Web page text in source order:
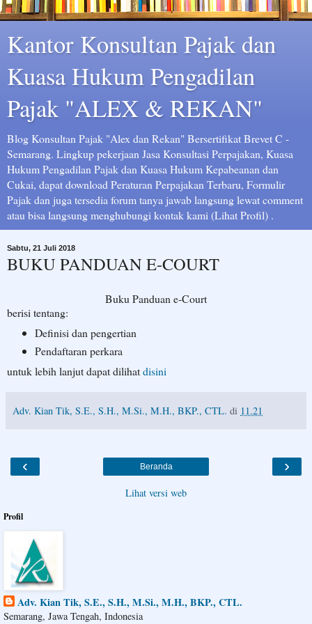
Kantor Konsultan Pajak dan
Kuasa Hukum Pengadilan
Pajak "ALEX & REKAN"
Blog Konsultan Pajak "Alex dan Rekan" Bersertifikat Brevet C -
Semarang. Lingkup pekerjaan Jasa Konsultasi Perpajakan, Kuasa
Hukum Pengadilan Pajak dan Kuasa Hukum Kepabeanan dan
Cukai, dapat download Peraturan Perpajakan Terbaru, Formulir
Pajak dan juga tersedia forum tanya jawab langsung lewat comment
atau bisa langsung menghubungi kontak kami (Lihat Profil) .
Sabtu, 21 Juli 2018
BUKU PANDUAN E-COURT
Buku Panduan e-Court
berisi tentang:
Definisi dan pengertian
Pendaftaran perkara
untuk lebih lanjut dapat dilihatdisini
Adv. Kian Tik, S.E., S.H., M.Si., M.H., BKP., CTL. di 11.21
‹ ›
Beranda
Lihat versi web
Profil
Adv. Kian Tik, S.E., S.H., M.Si., M.H., BKP., CTL.
Semarang, Jawa Tengah, Indonesia